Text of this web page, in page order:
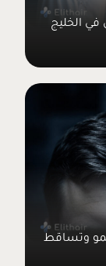
الخليج
وتساقط